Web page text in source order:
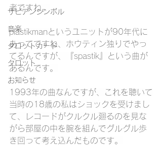
サビアンシンボル
音楽
タロットカード
タロット
お知らせ
者ですね。
plastikmanというユニットが90年代に
あってですね、ホウティン独りでやっ
てるんですが、『spastik』という曲が
あるんです。
1993年の曲なんですが、これを聴いて
当時の18歳の私はショックを受けまし
て、レコードがクルクル廻るのを見な
がら部屋の中を腕を組んでグルグル歩
き回って考え込んだものです。